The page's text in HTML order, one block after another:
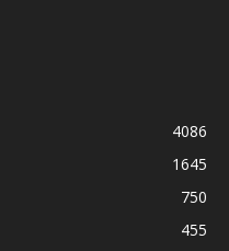
4086
1645
750
455